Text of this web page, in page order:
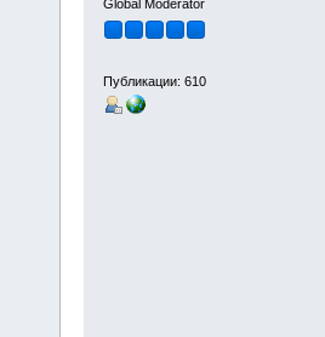
Global Moderator
Публикации: 610